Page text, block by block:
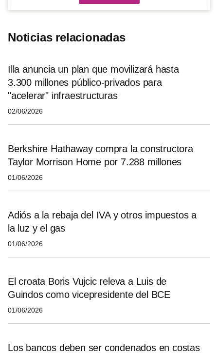
Noticias relacionadas
Illa anuncia un plan que movilizará hasta
3.300 millones público-privados para
"acelerar" infraestructuras
02/06/2026
Berkshire Hathaway compra la constructora
Taylor Morrison Home por 7.288 millones
01/06/2026
Adiós a la rebaja del IVA y otros impuestos a
la luz y el gas
01/06/2026
El croata Boris Vujcic releva a Luis de
Guindos como vicepresidente del BCE
01/06/2026
Los bancos deben ser condenados en costas